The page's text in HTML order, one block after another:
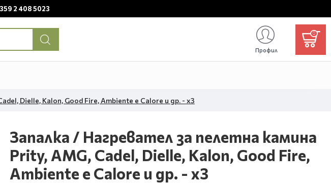
2 408 5023
Профил
0
Dielle, Kalon, Good Fire, Ambiente e Calore и др. - x3
Запалка / Нагревател за пелетна камина
Prity, AMG, Cadel, Dielle, Kalon, Good Fire,
Ambiente e Calore и др. - x3